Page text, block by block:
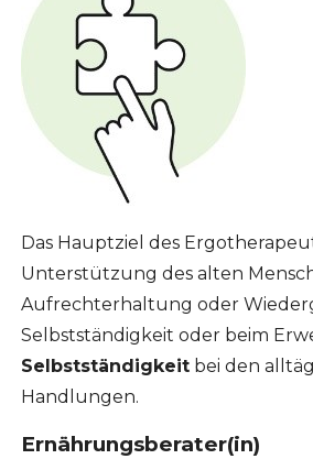
Das Hauptziel des
Unterstützung des alten
Aufrechterhaltung oder
Selbstständigkeit oder beim
Selbstständigkeitbei den
Handlungen.
Ernährungsberater(in)